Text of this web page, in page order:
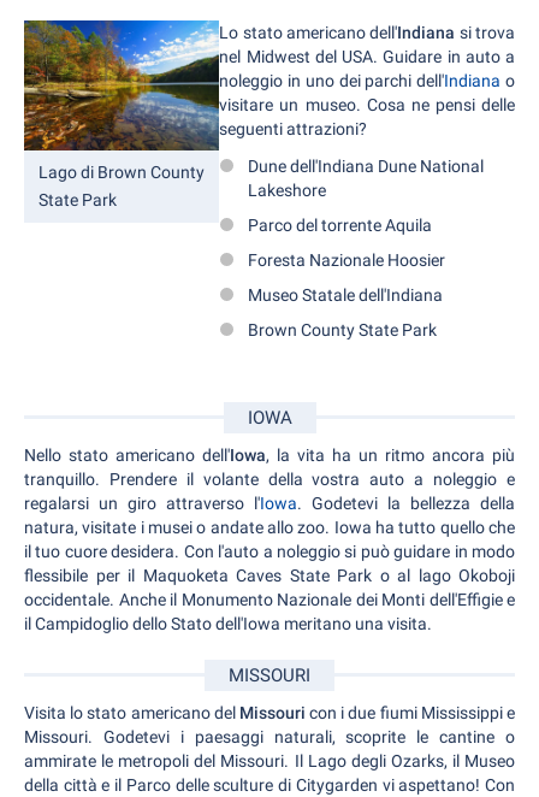
Lago di Brown County
State Park
Lo stato americano dell'Indiana si trova
nel Midwest del USA. Guidare in auto a
noleggio in uno dei parchi dell'Indiana o
visitare un museo. Cosa ne pensi delle
seguenti attrazioni?
Dune dell'Indiana Dune National
Lakeshore
Parco del torrente Aquila
Foresta Nazionale Hoosier
Museo Statale dell'Indiana
Brown County State Park
IOWA
Nello stato americano dell'Iowa, la vita ha un ritmo ancora più
tranquillo. Prendere il volante della vostra auto a noleggio e
regalarsi un giro attraverso l'Iowa. Godetevi la bellezza della
natura, visitate i musei o andate allo zoo. Iowa ha tutto quello che
il tuo cuore desidera. Con l'auto a noleggio si può guidare in modo
flessibile per il Maquoketa Caves State Park o al lago Okoboji
occidentale. Anche il Monumento Nazionale dei Monti dell'Effigie e
il Campidoglio dello Stato dell'Iowa meritano una visita.
MISSOURI
Visita lo stato americano del Missouricon i due fiumi Mississippi e
Missouri. Godetevi i paesaggi naturali, scoprite le cantine o
ammirate le metropoli del Missouri. Il Lago degli Ozarks, il Museo
della città e il Parco delle sculture di Citygarden vi aspettano! Con